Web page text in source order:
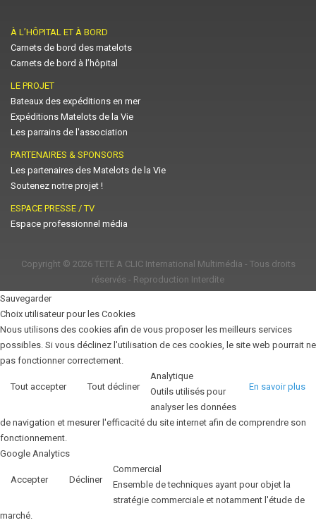
À L’HÔPITAL ET À BORD
Carnets de bord des matelots
Carnets de bord à l’hôpital
LE PROJET
Bateaux des expéditions en mer
Expéditions Matelots de la Vie
Les parrains de l'association
PARTENAIRES & SPONSORS
Les partenaires des Matelots de la Vie
Soutenez notre projet !
ESPACE PRESSE / TV
Espace professionnel média
Copyright © 2026 TETE A CLIC International Multimédia - Tous droits
réservés - Reproduction Interdite
Sauvegarder
Choix utilisateur pour les Cookies
Nous utilisons des cookies afin de vous proposer les meilleurs services
possibles. Si vous déclinez l'utilisation de ces cookies, le site web pourrait ne
pas fonctionner correctement.
Tout accepter Tout décliner En savoir plus
Analytique
Outils utilisés pour
analyser les données
de navigation et mesurer l'efficacité du site internet afin de comprendre son
fonctionnement.
Google Analytics
Accepter Décliner
Commercial
Ensemble de techniques ayant pour objet la
stratégie commerciale et notamment l'étude de
marché.